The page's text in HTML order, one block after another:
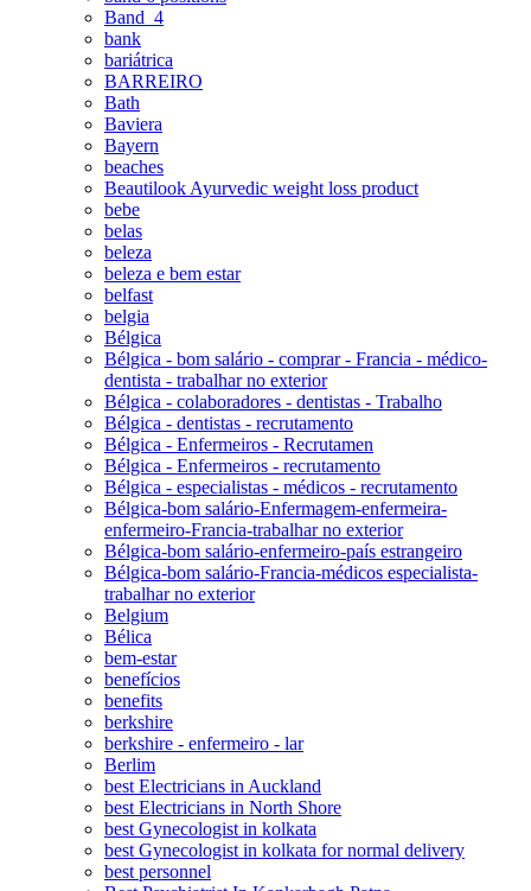
Band_4
bank
bariátrica
BARREIRO
Bath
Baviera
Bayern
beaches
Beautilook Ayurvedic weight loss product
bebe
belas
beleza
beleza e bem estar
belfast
belgia
Bélgica
Bélgica - bom salário - comprar - Francia - médico-
dentista - trabalhar no exterior
Bélgica - colaboradores - dentistas - Trabalho
Bélgica - dentistas - recrutamento
Bélgica - Enfermeiros - Recrutamen
Bélgica - Enfermeiros - recrutamento
Bélgica - especialistas - médicos - recrutamento
Bélgica-bom salário-Enfermagem-enfermeira-
enfermeiro-Francia-trabalhar no exterior
Bélgica-bom salário-enfermeiro-país estrangeiro
Bélgica-bom salário-Francia-médicos especialista-
trabalhar no exterior
Belgium
Bélica
bem-estar
benefícios
benefits
berkshire
berkshire - enfermeiro - lar
Berlim
best Electricians in Auckland
best Electricians in North Shore
best Gynecologist in kolkata
best Gynecologist in kolkata for normal delivery
best personnel